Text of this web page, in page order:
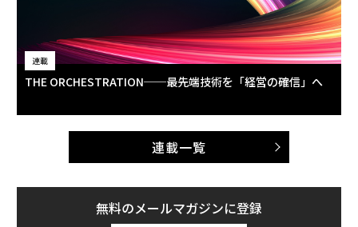
連載
THE ORCHESTRATION──最先端技術を「経営の確信」へ
連載一覧
無料のメールマガジンに登録